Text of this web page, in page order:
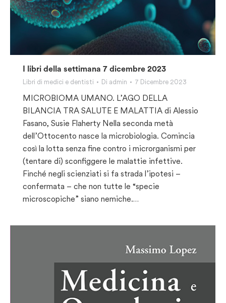
I libri della settimana 7 dicembre 2023
Libri di medici e dentisti Di admin 7 Dicembre 2023
MICROBIOMA UMANO. L’AGO DELLA
BILANCIA TRA SALUTE E MALATTIA di Alessio
Fasano, Susie Flaherty Nella seconda metà
dell’Ottocento nasce la microbiologia. Comincia
così la lotta senza fine contro i microrganismi per
(tentare di) sconfiggere le malattie infettive.
Finché negli scienziati si fa strada l’ipotesi –
confermata – che non tutte le “specie
microscopiche” siano nemiche.…